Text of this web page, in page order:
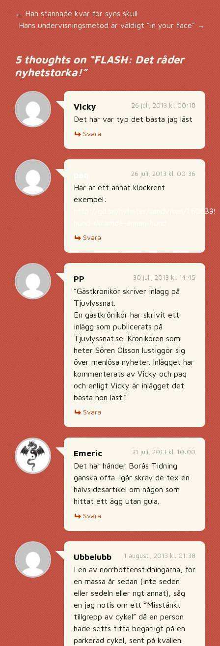
Inläggsnavigering
←Han stannade kvar för syns skull
Hans undervisningsmetod är väldigt ”in your face” →
5 thoughts on “FLASH: Det råder
nyhetstorka!”
26 juli, 2013 kl. 00:18
Vicky
Det här var typ det bästa jag läst
Svara
26 juli, 2013 kl. 00:36
Här är ett annat klockrent
exempel:
http://gd.se/nyheter/sandviken/
Svara
30 juli, 2013 kl. 14:45
PP
”Gästkrönikör skriver inlägg på
Tjuvlyssnat.
En gästkrönikör har skrivit ett
inlägg som publicerats på
Tjuvlyssnat.se. Krönikören som
heter Sören Olsson lustiggör sig
över menlösa nyheter. Inlägget har
kommenterats av Vicky och paq
och enligt Vicky är inlägget det
bästa hon läst.”
Svara
31 juli, 2013 kl. 10:00
Emeric
Det här händer Borås Tidning
ganska ofta. Igår skrev de tex en
halvsidesartikel om någon som
hittat ett ägg utan gula.
Svara
1 augusti, 2013 kl. 01:38
Ubbelubb
I en av norrbottenstidningarna, för
en massa år sedan (inte seden
eller sedeln eller ngt annat), såg
en jag notis om ett ”Misstänkt
tillgrepp av cykel” då en person
hade setts titta begärligt på en
parkerad cykel, sent på kvällen.